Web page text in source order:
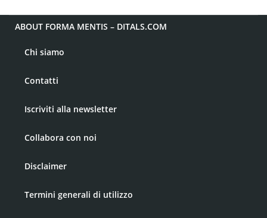
ABOUT FORMA MENTIS – DITALS.COM
Chi siamo
Contatti
Iscriviti alla newsletter
Collabora con noi
Disclaimer
Termini generali di utilizzo